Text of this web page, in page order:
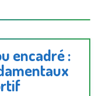
encadré :